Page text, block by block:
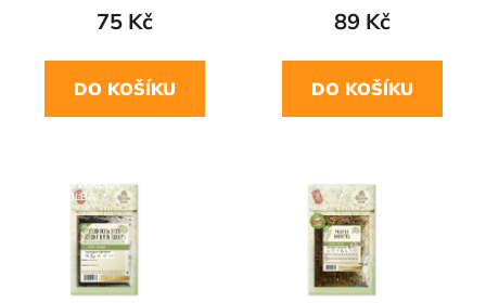
75 Kč
DO KOŠÍKU
89 Kč
DO KOŠÍKU
NAŠE OVĚŘENÁ
VOLBA